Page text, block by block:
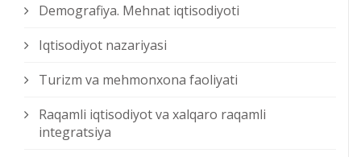
Demografiya. Mehnat iqtisodiyoti
Iqtisodiyot nazariyasi
Turizm va mehmonxona faoliyati
Raqamli iqtisodiyot va xalqaro raqamli
integratsiya